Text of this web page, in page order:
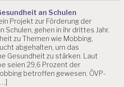
an Schulen
Projekt zur Förderung der
Schulen, gehen in ihr drittes Jahr.
zu Themen wie Mobbing,
abgehalten, um das
Gesundheit zu stärken. Laut
seien 29,6 Prozent der
betroffen gewesen. ÖVP-